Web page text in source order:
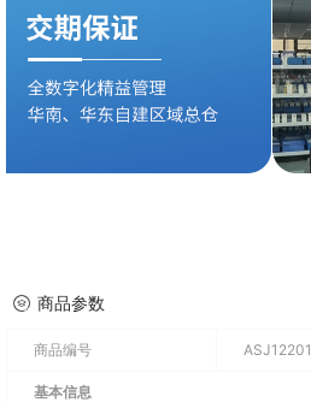
商品参数
商品编号 ASJ12201
基本信息